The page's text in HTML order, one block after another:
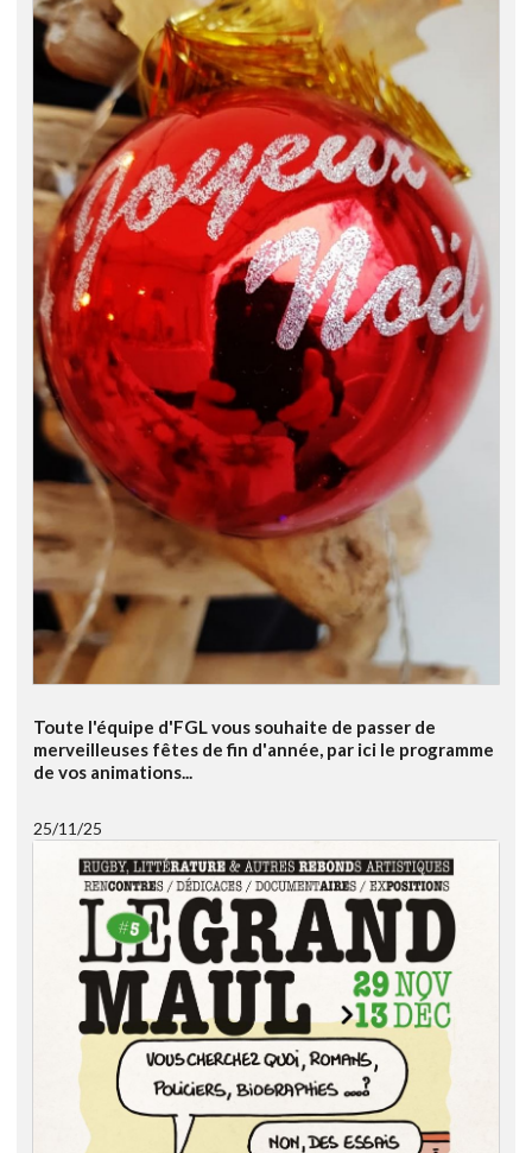
Toute l'équipe d'FGL vous souhaite de passer de
merveilleuses fêtes de fin d'année, par ici le programme
de vos animations...
25/11/25